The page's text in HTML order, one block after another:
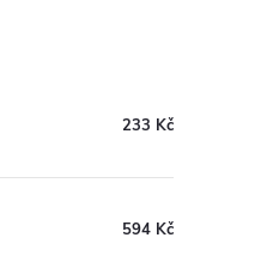
233 Kč
594 Kč